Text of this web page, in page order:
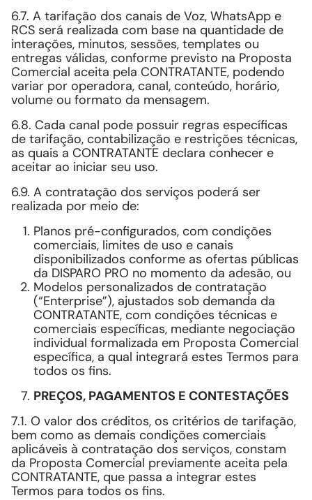
6.7. A tarifação dos canais de Voz, WhatsApp e
RCS será realizada com base na quantidade de
interações, minutos, sessões, templates ou
entregas válidas, conforme previsto na Proposta
Comercial aceita pela CONTRATANTE, podendo
variar por operadora, canal, conteúdo, horário,
volume ou formato da mensagem.
6.8. Cada canal pode possuir regras específicas
de tarifação, contabilização e restrições técnicas,
as quais a CONTRATANTE declara conhecer e
aceitar ao iniciar seu uso.
6.9. A contratação dos serviços poderá ser
realizada por meio de:
Planos pré-configurados, com condições
comerciais, limites de uso e canais
disponibilizados conforme as ofertas públicas
da DISPARO PRO no momento da adesão, ou
Modelos personalizados de contratação
(“Enterprise”), ajustados sob demanda da
CONTRATANTE, com condições técnicas e
comerciais específicas, mediante negociação
individual formalizada em Proposta Comercial
específica, a qual integrará estes Termos para
todos os fins.
PREÇOS, PAGAMENTOS E CONTESTAÇÕES
7.1. O valor dos créditos, os critérios de tarifação,
bem como as demais condições comerciais
aplicáveis à contratação dos serviços, constam
da Proposta Comercial previamente aceita pela
CONTRATANTE, que passa a integrar estes
Termos para todos os fins.